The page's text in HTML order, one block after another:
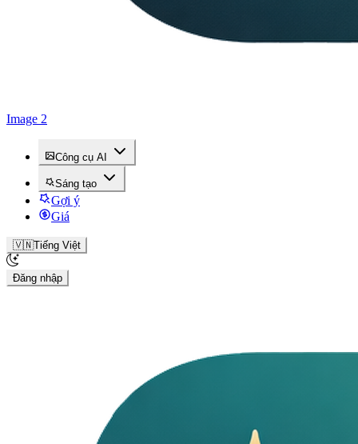
Image 2
Công cụ AI
Sáng tạo
Gợi ý
Giá
🇻🇳Tiếng Việt
Đăng nhập